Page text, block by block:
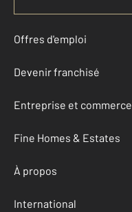
Offres d'emploi
Devenir franchisé
Entreprise et commerce
Fine Homes & Estates
À propos
International